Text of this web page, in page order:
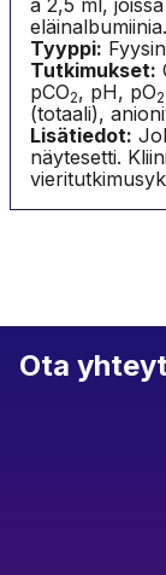
à 2,5 ml,
eläinalbumiinia.
Tyyppi:
Tutkimukset:
pCO2, pH, pO2
(totaali),
Lisätiedot:
näytesetti.
Ota